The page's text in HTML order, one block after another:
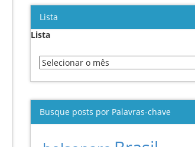
Lista
Lista
Busque posts por Palavras-chave